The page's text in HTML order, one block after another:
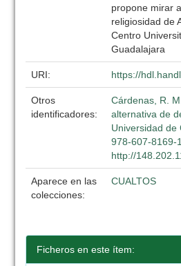
propone mirar
religiosidad de
Centro
Guadalajara
URI: https://
Otros
identificadores:
Cárdenas, R.
alternativa de
Universidad de
978-607-8169-
http://
Aparece en las
colecciones:
CUALTOS
Ficheros en este ítem: